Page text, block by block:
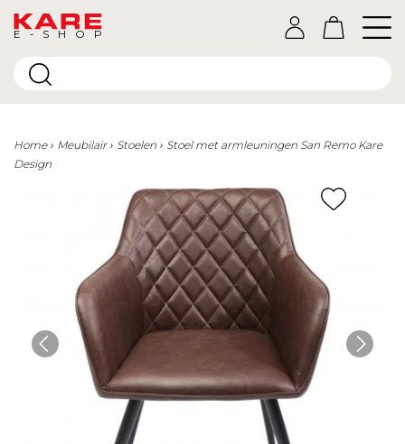
E-SHOP
Home Meubilair Stoelen
Stoel met armleuningen San Remo Kare
Design